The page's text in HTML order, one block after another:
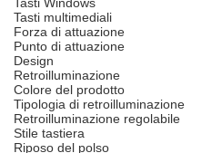
Tasti multimediali
Forza di attuazione
Punto di attuazione
Design
Retroilluminazione
Colore del prodotto
Tipologia di retroilluminazione
Retroilluminazione regolabile
Stile tastiera
Riposo del polso